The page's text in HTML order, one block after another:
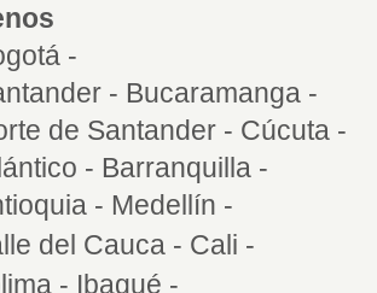
-
- Bucaramanga -
de Santander - Cúcuta -
- Barranquilla -
- Medellín -
del Cauca - Cali -
- Ibagué -